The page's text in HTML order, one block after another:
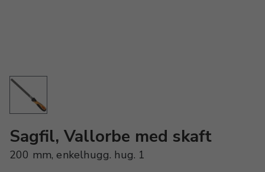
Sagfil, Vallorbe med skaft
200 mm, enkelhugg. hug. 1